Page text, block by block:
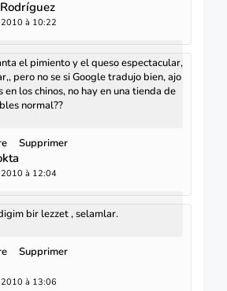
à 10:22
el pimiento y el queso espectacular,
pero no se si Google tradujo bien, ajo
en los chinos, no hay en una tienda de
normal??
Supprimer
à 12:04
bir lezzet , selamlar.
Supprimer
à 13:06